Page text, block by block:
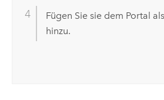
Fügen Sie sie dem Portal
hinzu.